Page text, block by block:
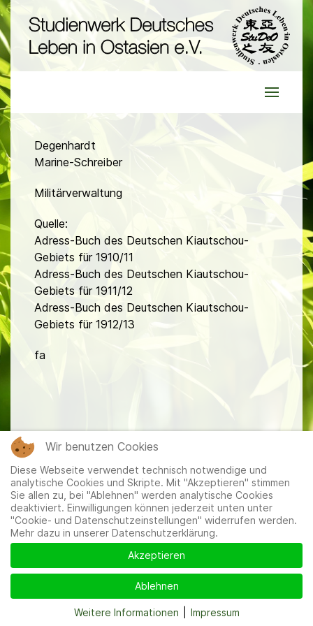
Degenhardt
Marine-Schreiber
Militärverwaltung
Quelle:
Adress-Buch des Deutschen Kiautschou-
Gebiets für 1910/11
Adress-Buch des Deutschen Kiautschou-
Gebiets für 1911/12
Adress-Buch des Deutschen Kiautschou-
Gebiets für 1912/13
fa
und Datenschutzeinstellungen
Wir benutzen Cookies
Diese Webseite verwendet technisch notwendige und
analytische Cookies und Skripte. Mit "Akzeptieren" stimmen
Sie allen zu, bei "Ablehnen" werden analytische Cookies
deaktiviert. Einwilligungen können jederzeit unten unter
"Cookie- und Datenschutzeinstellungen" widerrufen werden.
Mehr dazu in unserer Datenschutzerklärung.
Akzeptieren
Ablehnen
Weitere Informationen Impressum